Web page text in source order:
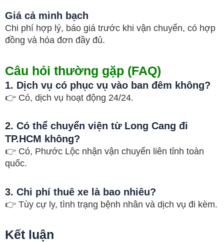
Giá cả minh bạch
Chi phí hợp lý, báo giá trước khi vận chuyển, có hợp
đồng và hóa đơn đầy đủ.
Câu hỏi thường gặp (FAQ)
1. Dịch vụ có phục vụ vào ban đêm không?
👉 Có, dịch vụ hoạt động 24/24.
2. Có thể chuyển viện từ Long Cang đi
TP.HCM không?
👉 Có, Phước Lộc nhận vận chuyển liên tỉnh toàn
quốc.
3. Chi phí thuê xe là bao nhiêu?
👉 Tùy cự ly, tình trạng bệnh nhân và dịch vụ đi kèm.
Kết luận